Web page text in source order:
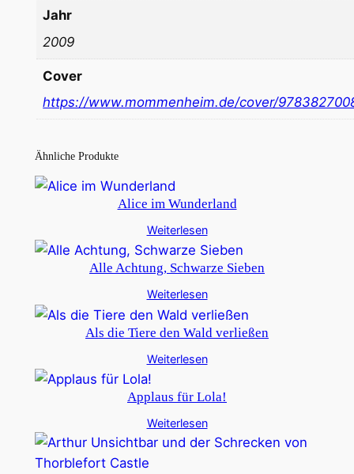
Jahr
2009
Cover
https://www.mommenheim.de/cover/
Ähnliche Produkte
Alice im Wunderland
Weiterlesen
Alle Achtung, Schwarze Sieben
Weiterlesen
Als die Tiere den Wald verließen
Weiterlesen
Applaus für Lola!
Weiterlesen